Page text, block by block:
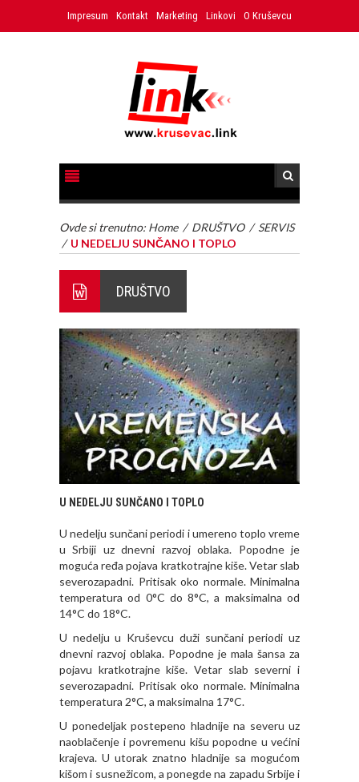
Impresum Kontakt Marketing Linkovi O Kruševcu
Ovde si trenutno: Home / DRUŠTVO / SERVIS
/ U NEDELJU SUNČANO I TOPLO
DRUŠTVO
U NEDELJU SUNČANO I TOPLO
U nedelju sunčani periodi i umereno toplo vreme
u Srbiji uz dnevni razvoj oblaka. Popodne je
moguća ređa pojava kratkotrajne kiše. Vetar slab
severozapadni. Pritisak oko normale. Minimalna
temperatura od 0°C do 8°C, a maksimalna od
14°C do 18°C.
U nedelju u Kruševcu duži sunčani periodi uz
dnevni razvoj oblaka. Popodne je mala šansa za
pojavu kratkotrajne kiše. Vetar slab severni i
severozapadni. Pritisak oko normale. Minimalna
temperatura 2°C, a maksimalna 17°C.
U ponedeljak postepeno hladnije na severu uz
naoblačenje i povremenu kišu popodne u većini
krajeva. U utorak znatno hladnije sa mogućom
kišom i susnežicom, a ponegde na zapadu Srbije i